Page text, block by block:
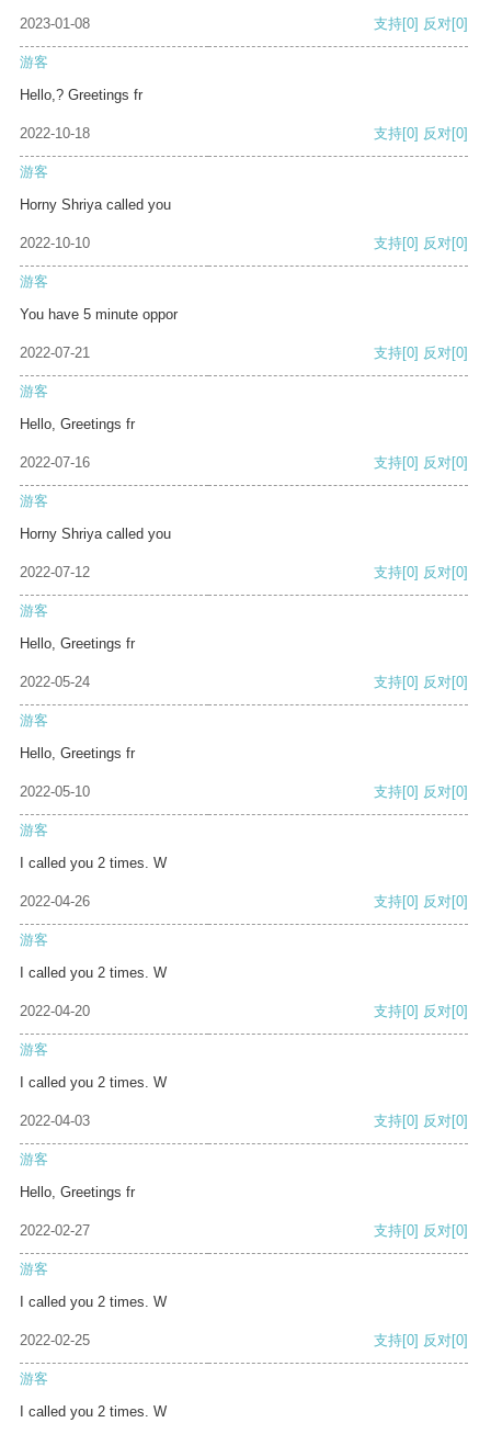
2023-01-08 支持[0] 反对[0]
游客
Hello,? Greetings fr
2022-10-18 支持[0] 反对[0]
游客
Horny Shriya called you
2022-10-10 支持[0] 反对[0]
游客
You have 5 minute oppor
2022-07-21 支持[0] 反对[0]
游客
Hello, Greetings fr
2022-07-16 支持[0] 反对[0]
游客
Horny Shriya called you
2022-07-12 支持[0] 反对[0]
游客
Hello, Greetings fr
2022-05-24 支持[0] 反对[0]
游客
Hello, Greetings fr
2022-05-10 支持[0] 反对[0]
游客
I called you 2 times. W
2022-04-26 支持[0] 反对[0]
游客
I called you 2 times. W
2022-04-20 支持[0] 反对[0]
游客
I called you 2 times. W
2022-04-03 支持[0] 反对[0]
游客
Hello, Greetings fr
2022-02-27 支持[0] 反对[0]
游客
I called you 2 times. W
2022-02-25 支持[0] 反对[0]
游客
I called you 2 times. W